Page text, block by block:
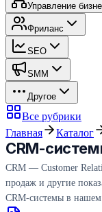
Управление
Фриланс
SEO
SMM
Другое
Все рубрики
Главная
Каталог
CRM-
CRM — Customer
продаж и другие
CRM-системы в нашем